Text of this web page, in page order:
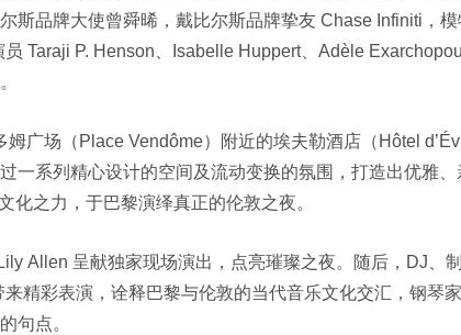
斯品牌大使曾舜晞，戴比尔斯品牌挚友 Chase Infiniti，模
Taraji P. Henson、Isabelle Huppert、Adèle
姆广场（Place Vendôme）附近的埃夫勒酒店（Hôtel
一系列精心设计的空间及流动变换的氛围，打造出优雅
化之力，于巴黎演绎真正的伦敦之夜。
Allen 呈献独家现场演出，点亮璀璨之夜。随后，DJ、
来精彩表演，诠释巴黎与伦敦的当代音乐文化交汇，钢琴
句点。